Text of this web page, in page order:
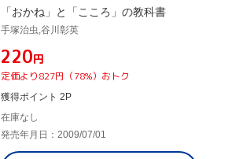
「おかね」と「こころ」の教科書
手塚治虫,谷川彰英
¥220円
定価より827円（78%）おトク
獲得ポイント 2P
在庫なし
発売年月日：2009/07/01